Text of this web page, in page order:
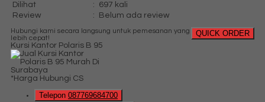
Dilihat
:
697 kali
Review
: Belum ada review
QUICK ORDER
Hubungi kami secara langsung untuk pemesanan yang
lebih cepat!
Kursi Kantor Polaris B 95
*Harga Hubungi CS
Telepon 087769684700